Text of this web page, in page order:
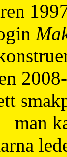
man